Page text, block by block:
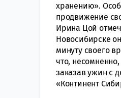
хранению».
продвижение
Ирина Цой
Новосибирске
минуту своего
что,
заказав ужин с
«Континент